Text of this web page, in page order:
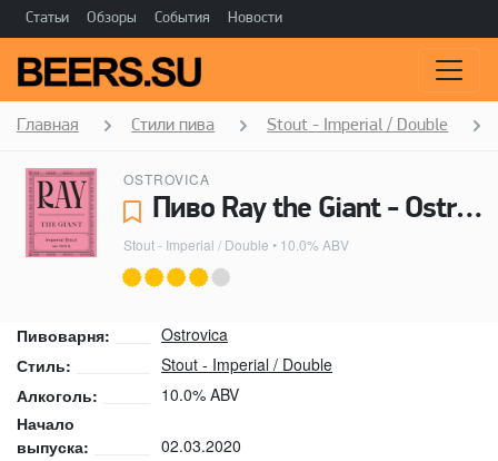
Статьи Обзоры События Новости
Главная Стили пива Stout - Imperial / Double
OSTROVICA
Пиво Ray the Giant - Ostrovica
Stout - Imperial / Double • 10.0% ABV
Пивоварня:
Ostrovica
Стиль:
Stout - Imperial / Double
Алкоголь:
10.0% ABV
Начало
выпуска:
02.03.2020